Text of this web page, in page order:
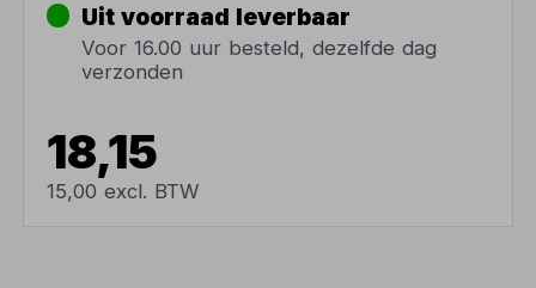
Uit voorraad leverbaar
Voor 16.00 uur besteld, dezelfde dag
verzonden
18,15
15,00 excl. BTW